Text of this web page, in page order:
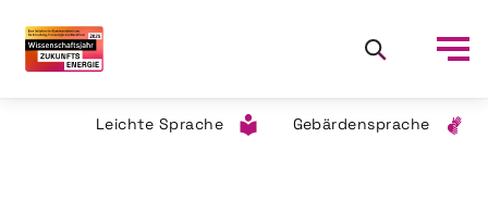
Leichte Sprache Gebärdensprache